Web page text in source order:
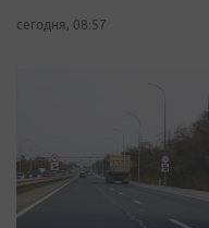
сегодня, 08:57